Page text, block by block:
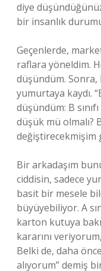
diye
bir insanlık
Geçenlerde,
raflara yöneldim.
düşündüm. Sonra,
yumurtaya kaydı.
düşündüm: B
düşük mü olmalı?
değiştirecekmişim
Bir arkadaşım
ciddisin, sadece
basit bir mesele
büyüyebiliyor. A
karton kutuya
kararını
Belki de, daha
alıyorum” demiş